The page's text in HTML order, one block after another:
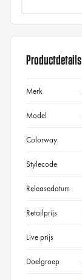
Productdetails
Merk
Model
Colorway
Stylecode
Releasedatum
Retailprijs
Live prijs
Doelgroep